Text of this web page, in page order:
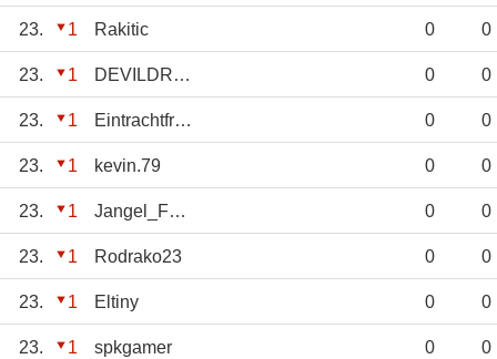
23. 1 Rakitic 0 0
23. 1 DEVILDRIVER 0 0
23. 1 Eintrachtfrankf 0 0
23. 1 kevin.79 0 0
23. 1 Jangel_Fdez 0 0
23. 1 Rodrako23 0 0
23. 1 Eltiny 0 0
23. 1 spkgamer 0 0